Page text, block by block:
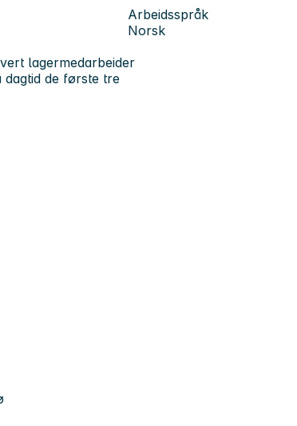
Arbeidsspråk
Norsk
lagermedarbeider
de første tre